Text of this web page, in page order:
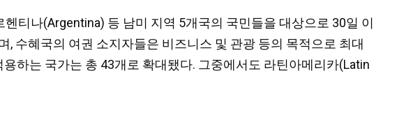
티나(Argentina) 등 남미 지역 5개국의 국민들을 대상으로 30일 이
, 수혜국의 여권 소지자들은 비즈니스 및 관광 등의 목적으로 최대
하는 국가는 총 43개로 확대됐다. 그중에서도 라틴아메리카(Latin